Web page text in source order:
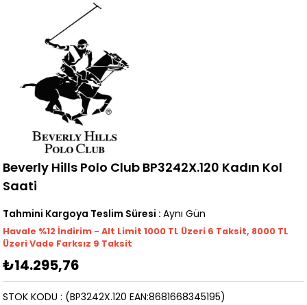
Beverly Hills Polo Club BP3242X.120 Kadın Kol
Saati
Tahmini Kargoya Teslim Süresi : Aynı Gün
Havale %12 İndirim - Alt Limit 1000 TL Üzeri 6 Taksit, 8000 TL
Üzeri Vade Farksız 9 Taksit
₺14.295,76
(BP3242X.120 EAN:8681668345195)
STOK KODU